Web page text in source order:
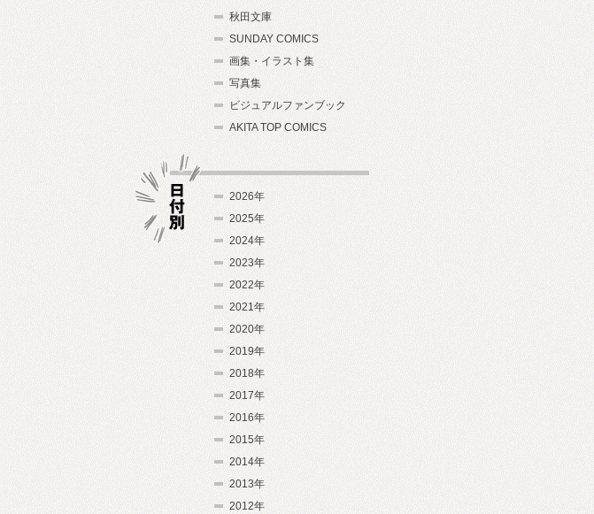
秋田文庫
SUNDAY COMICS
画集・イラスト集
写真集
ビジュアルファンブック
AKITA TOP COMICS
2026年
2025年
2024年
2023年
2022年
2021年
2020年
2019年
2018年
2017年
2016年
2015年
2014年
2013年
2012年